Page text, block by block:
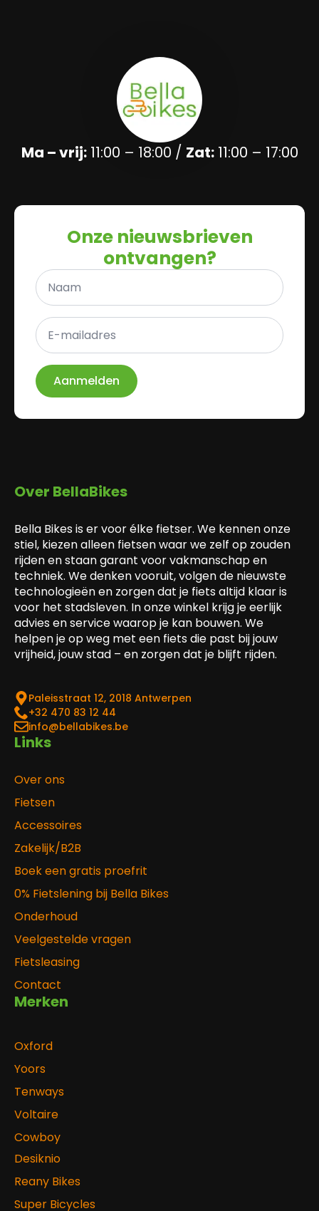
Ma – vrij:11:00 – 18:00 / Zat:11:00 – 17:00
Onze nieuwsbrieven
ontvangen?
Naam
E-
mailadres
*
Aanmelden
Over BellaBikes
Bella Bikes is er voor élke fietser. We kennen onze
stiel, kiezen alleen fietsen waar we zelf op zouden
rijden en staan garant voor vakmanschap en
techniek. We denken vooruit, volgen de nieuwste
technologieën en zorgen dat je fiets altijd klaar is
voor het stadsleven. In onze winkel krijg je eerlijk
advies en service waarop je kan bouwen. We
helpen je op weg met een fiets die past bij jouw
vrijheid, jouw stad – en zorgen dat je blijft rijden.
Paleisstraat 12, 2018 Antwerpen
‎+32 470 83 12 44
info@bellabikes.be
Links
Over ons
Fietsen
Accessoires
Zakelijk/B2B
Boek een gratis proefrit
0% Fietslening bij Bella Bikes
Onderhoud
Veelgestelde vragen
Fietsleasing
Contact
Merken
Oxford
Yoors
Tenways
Voltaire
Cowboy
Desiknio
Reany Bikes
Super Bicycles